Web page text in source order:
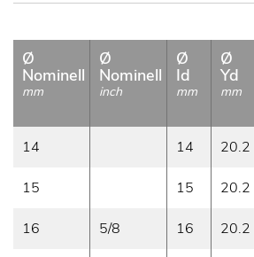
Ø
Nominell
mm
Ø
Nominell
inch
Ø
Id
mm
Ø
Yd
mm
14 14 20.2
15 15 20.2
16 5/8 16 20.2